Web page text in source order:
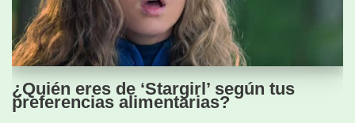
¿Quién eres de ‘Stargirl’ según tus
preferencias alimentarias?